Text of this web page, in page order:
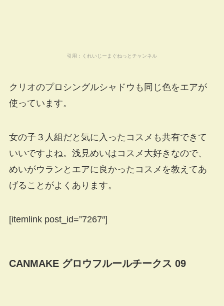
引用： くれいじーまぐねっとチャンネル
クリオのプロシングルシャドウも同じ色をエアが
使っています。
女の子３人組だと気に入ったコスメも共有できて
いいですよね。浅見めいはコスメ大好きなので、
めいがウランとエアに良かったコスメを教えてあ
げることがよくあります。
[itemlink post_id=”7267″]
CANMAKE グロウフルールチークス 09